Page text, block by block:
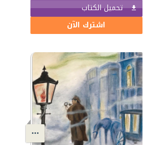
تحميل الكتاب
اشترك الآن